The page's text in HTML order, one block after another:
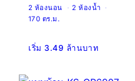
2 ห้องนอน
2 ห้องน้ำ
170 ตร.ม.
เริ่ม 3.49 ล้านบาท